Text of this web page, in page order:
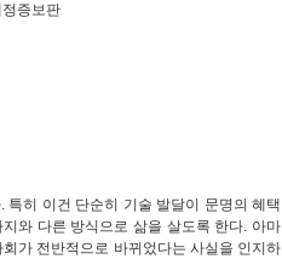
증보판
히 이건 단순히 기술 발달이 문명의 혜택
와 다른 방식으로 삶을 살도록 한다. 아마
가 전반적으로 바뀌었다는 사실을 인지하